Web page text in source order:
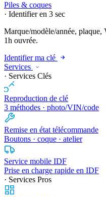
Piles & coques
· Identifier en 3 sec
Marque/modèle/année,
1h ouvrée.
Identifier ma clé
Services
· Services Clés
Reproduction de clé
3 méthodes · photo/VIN/code
Remise en état télécommande
Boutons · coque · atelier
Service mobile IDF
Prise en charge rapide en IDF
· Services Pros